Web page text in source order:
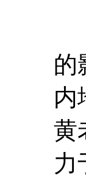
内
黄
力